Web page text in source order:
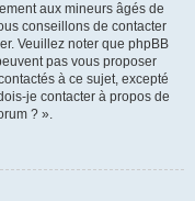
aux mineurs âgés de
conseillons de contacter
Veuillez noter que phpBB
pas vous proposer
à ce sujet, excepté
je contacter à propos de
? ».